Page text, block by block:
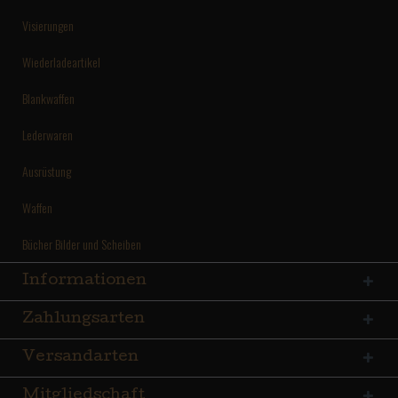
Visierungen
Wiederladeartikel
Blankwaffen
Lederwaren
Ausrüstung
Waffen
Bücher Bilder und Scheiben
Informationen
Zahlungsarten
Versandarten